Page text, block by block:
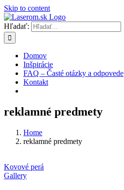
Skip to content
Hľadať:
Domov
Inšpirácie
FAQ – Časté otázky a odpovede
Kontakt
reklamné predmety
Home
reklamné predmety
Kovové perá
Gallery